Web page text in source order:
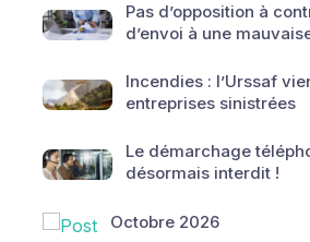
Pas d’opposition à
d’envoi à une
Incendies : l’Urssaf
entreprises sinistrées
Le démarchage
désormais interdit !
Octobre 2026